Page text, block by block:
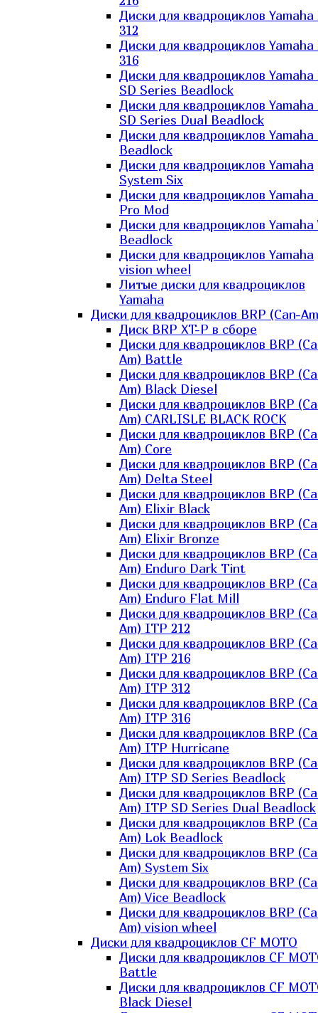
Диски для квадроциклов
312
Диски для квадроциклов
316
Диски для квадроциклов
SD Series Beadlock
Диски для квадроциклов
SD Series Dual Beadlock
Диски для квадроциклов Yamaha
Beadlock
Диски для квадроциклов Yamaha
System Six
Диски для квадроциклов Yamaha
Pro Mod
Диски для квадроциклов Yamaha
Beadlock
Диски для квадроциклов Yamaha
vision wheel
Литые диски для квадроциклов
Yamaha
Диски для квадроциклов BRP (Can-
Диск BRP XT-P в сборе
Диски для квадроциклов BRP
Am) Battle
Диски для квадроциклов BRP
Am) Black Diesel
Диски для квадроциклов BRP
Am) CARLISLE BLACK ROCK
Диски для квадроциклов BRP
Am) Core
Диски для квадроциклов BRP
Am) Delta Steel
Диски для квадроциклов BRP
Am) Elixir Black
Диски для квадроциклов BRP
Am) Elixir Bronze
Диски для квадроциклов BRP
Am) Enduro Dark Tint
Диски для квадроциклов BRP
Am) Enduro Flat Mill
Диски для квадроциклов BRP
Am) ITP 212
Диски для квадроциклов BRP
Am) ITP 216
Диски для квадроциклов BRP
Am) ITP 312
Диски для квадроциклов BRP
Am) ITP 316
Диски для квадроциклов BRP
Am) ITP Hurricane
Диски для квадроциклов BRP
Am) ITP SD Series Beadlock
Диски для квадроциклов BRP
Am) ITP SD Series Dual Beadlock
Диски для квадроциклов BRP
Am) Lok Beadlock
Диски для квадроциклов BRP
Am) System Six
Диски для квадроциклов BRP
Am) Vice Beadlock
Диски для квадроциклов BRP
Am) vision wheel
Диски для квадроциклов CF MOTO
Диски для квадроциклов CF
Battle
Диски для квадроциклов CF
Black Diesel